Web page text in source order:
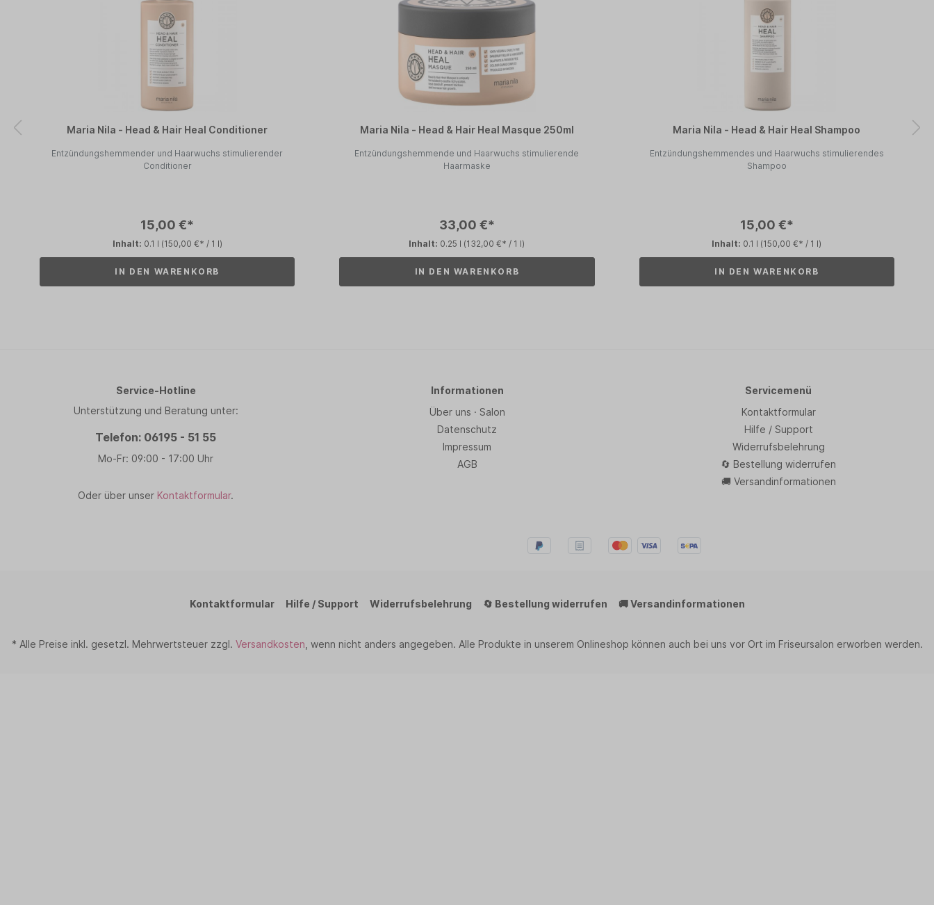
Maria Nila - Head & Hair Heal Conditioner
Entzündungshemmender und Haarwuchs stimulierender
Conditioner
15,00 €*
Inhalt: 0.1 l (150,00 €* / 1 l)
IN DEN WARENKORB
Maria Nila - Head & Hair Heal Masque 250ml
Entzündungshemmende und Haarwuchs stimulierende
Haarmaske
33,00 €*
Inhalt: 0.25 l (132,00 €* / 1 l)
IN DEN WARENKORB
Maria Nila - Head & Hair Heal Shampoo
Entzündungshemmendes und Haarwuchs stimulierendes
Shampoo
15,00 €*
Inhalt: 0.1 l (150,00 €* / 1 l)
IN DEN WARENKORB
Service-Hotline
Unterstützung und Beratung unter:
Telefon: 06195 - 51 55
Mo-Fr: 09:00 - 17:00 Uhr
Oder über unser Kontaktformular.
Informationen
Über uns · Salon
Datenschutz
Impressum
AGB
Servicemenü
Kontaktformular
Hilfe / Support
Widerrufsbelehrung
🔄 Bestellung widerrufen
🚚 Versandinformationen
Kontaktformular Hilfe / Support Widerrufsbelehrung 🔄 Bestellung widerrufen 🚚 Versandinformationen
* Alle Preise inkl. gesetzl. Mehrwertsteuer zzgl. Versandkosten , wenn nicht anders angegeben. Alle Produkte in unserem Onlineshop können auch bei uns vor Ort im Friseursalon erworben werden.